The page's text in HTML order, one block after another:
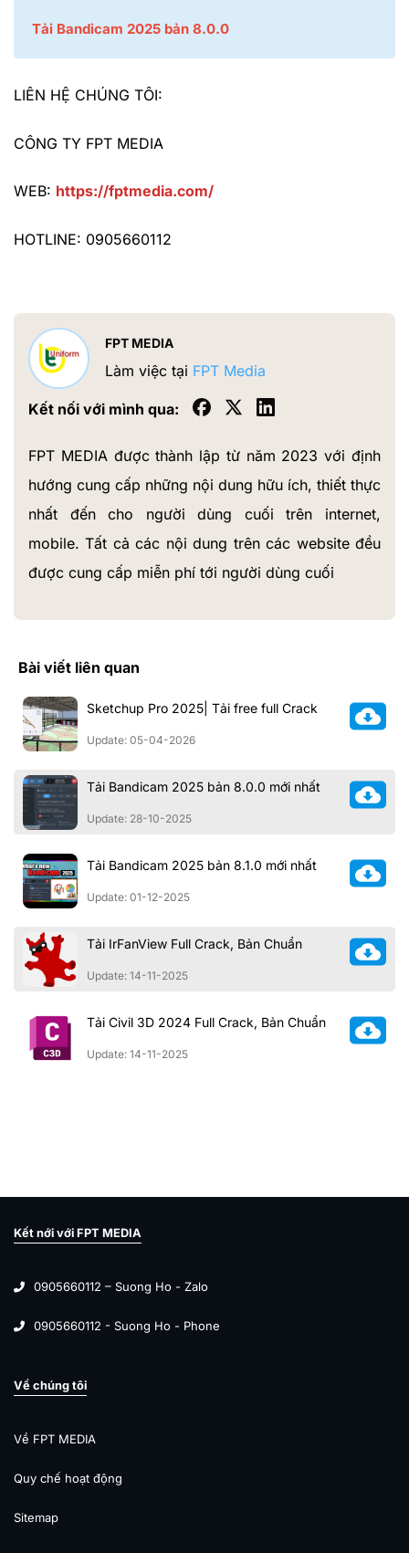
Tải Bandicam 2025 bản 8.0.0
LIÊN HỆ CHÚNG TÔI:
CÔNG TY FPT MEDIA
WEB: https://fptmedia.com/
HOTLINE: 0905660112
FPT MEDIA
Làm việc tại FPT Media
Kết nối với mình qua:
FPT MEDIA được thành lập từ năm 2023 với định
hướng cung cấp những nội dung hữu ích, thiết thực
nhất đến cho người dùng cuối trên internet,
mobile. Tất cả các nội dung trên các website đều
được cung cấp miễn phí tới người dùng cuối
Bài viết liên quan
Sketchup Pro 2025| Tải free full Crack
Update: 05-04-2026
Tải Bandicam 2025 bản 8.0.0 mới nhất
Update: 28-10-2025
Tải Bandicam 2025 bản 8.1.0 mới nhất
Update: 01-12-2025
Tải IrFanView Full Crack, Bản Chuẩn
Update: 14-11-2025
Tải Civil 3D 2024 Full Crack, Bản Chuẩn
Update: 14-11-2025
Kết nới với FPT MEDIA
0905660112 – Suong Ho - Zalo
0905660112 - Suong Ho - Phone
Về chúng tôi
Về FPT MEDIA
Quy chế hoạt động
Sitemap